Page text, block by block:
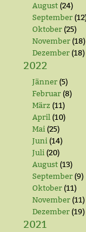
August (24)
September
Oktober (25)
November (18)
Dezember (18)
2022
Jänner (5)
Februar (8)
März (11)
April (10)
Mai (25)
Juni (14)
Juli (20)
August (13)
September (9)
Oktober (11)
November (11)
Dezember (19)
2021